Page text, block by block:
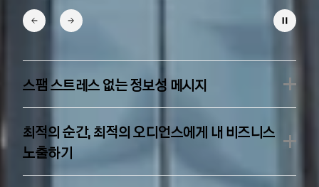
스팸 스트레스 없는 정보성 메시지
최적의 순간, 최적의 오디언스에게 내 비즈니스
노출하기